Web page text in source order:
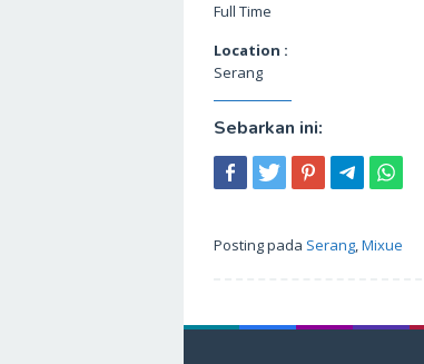
Full Time
Location :
Serang
Sebarkan ini:
Posting pada Serang,Mixue